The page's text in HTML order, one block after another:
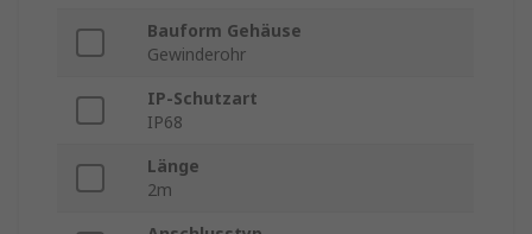
Bauform Gehäuse
Gewinderohr
IP-Schutzart
IP68
Länge
2m